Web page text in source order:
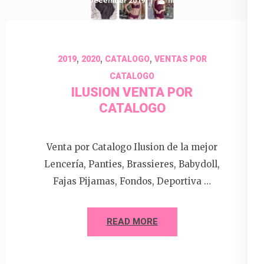
2019, 2020, CATALOGO, VENTAS POR
CATALOGO
ILUSION VENTA POR
CATALOGO
Venta por Catalogo Ilusion de la mejor
Lencería, Panties, Brassieres, Babydoll,
Fajas Pijamas, Fondos, Deportiva …
READ MORE